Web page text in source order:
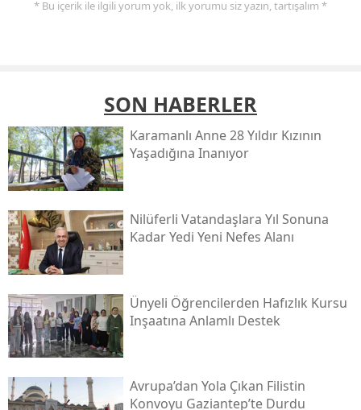
* Bu içerik ile ilgili yorum yok, ilk yorumu siz yazın, tartışalım *
SON HABERLER
Karamanlı Anne 28 Yıldır Kızının
Yaşadığına Inanıyor
Nilüferli Vatandaşlara Yıl Sonuna
Kadar Yedi Yeni Nefes Alanı
Ünyeli Öğrencilerden Hafızlık Kursu
Inşaatına Anlamlı Destek
Avrupa’dan Yola Çıkan Filistin
Konvoyu Gaziantep’te Durdu